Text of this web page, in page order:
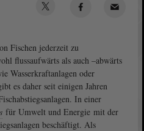
Fischen jederzeit zu
flussaufwärts als auch –abwärts
Wasserkraftanlagen oder
es daher seit einigen Jahren
In einer
für Umwelt und Energie mit der
beschäftigt. Als